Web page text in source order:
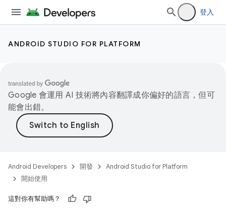
登入
ANDROID STUDIO FOR PLATFORM
Google 會運用 AI 技術將內容翻譯成你偏好的語言，但可
能會出錯。
Android Developers 開發
Android Studio for Platform
開始使用
這對你有幫助嗎？